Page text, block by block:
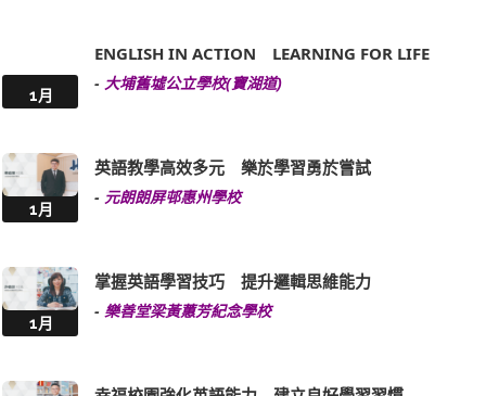
1月
ENGLISH IN ACTION LEARNING FOR LIFE
- 大埔舊墟公立學校(寶湖道)
1月
英語教學高效多元 樂於學習勇於嘗試
- 元朗朗屏邨惠州學校
1月
掌握英語學習技巧 提升邏輯思維能力
- 樂善堂梁黃蕙芳紀念學校